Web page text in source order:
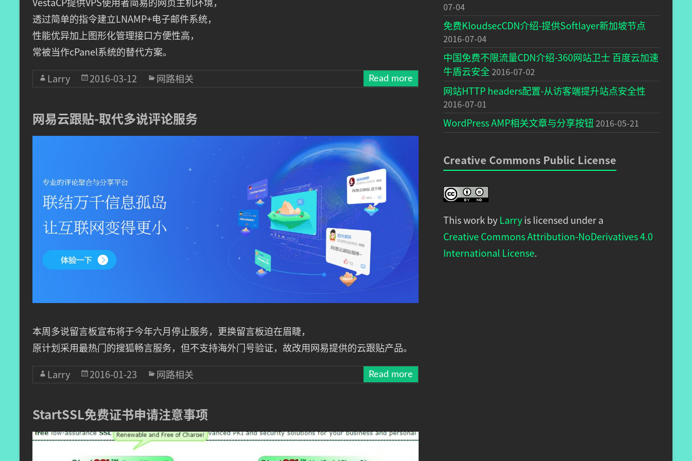
透过简单的指令建立LNAMP+电子邮件系统，
性能优异加上图形化管理接口方便性高，
常被当作cPanel系统的替代方案。
Larry
2016-03-12 网路相关 Read more
网易云跟贴-取代多说评论服务
本周多说留言板宣布将于今年六月停止服务，更换留言板迫在眉睫，
原计划采用最热门的搜狐畅言服务，但不支持海外门号验证，故改用网易提供的云跟贴产品。
Larry
2016-01-23 网路相关 Read more
StartSSL免费证书申请注意事项
07-04
免费KloudsecCDN介绍-提供Softlayer新加坡节点
2016-07-04
中国免费不限流量CDN介绍-360网站卫士 百度云加速
牛盾云安全2016-07-02
网站HTTP headers配置-从访客端提升站点安全性
2016-07-01
WordPress AMP相关文章与分享按钮 2016-05-21
Creative Commons Public License
This work byLarryis licensed under a
Creative Commons Attribution-NoDerivatives 4.0
International License.